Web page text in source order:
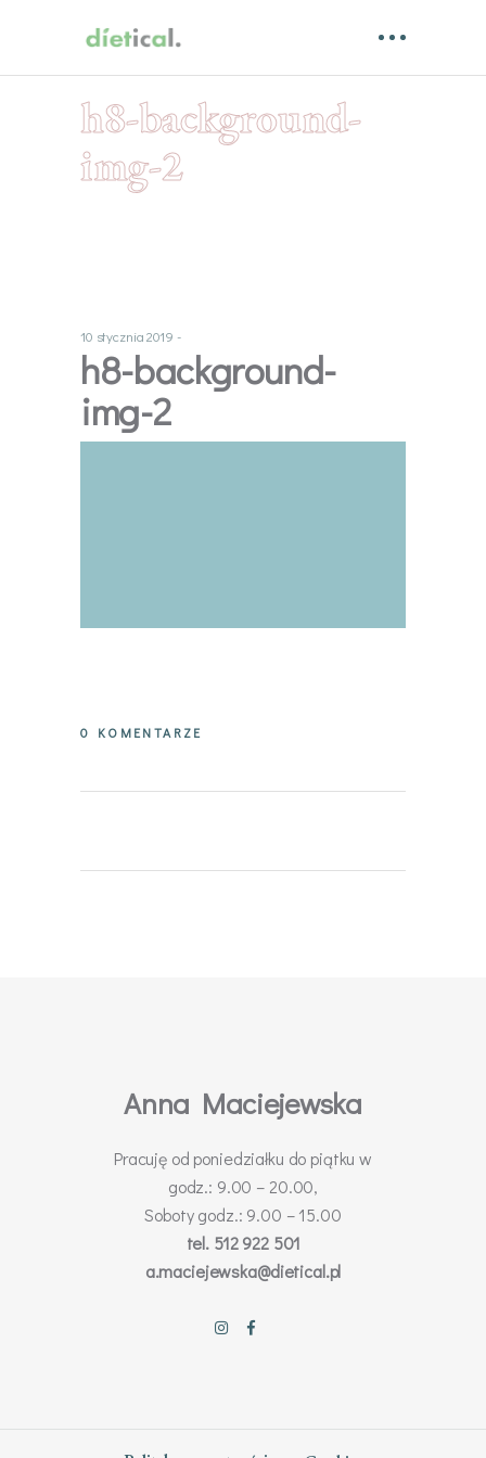
h8-background-
img-2
10 stycznia 2019
h8-background-
img-2
0 KOMENTARZE
Anna Maciejewska
Pracuję od poniedziałku do piątku w
godz.: 9.00 – 20.00,
Soboty godz.: 9.00 – 15.00
tel. 512 922 501
a.maciejewska@dietical.pl